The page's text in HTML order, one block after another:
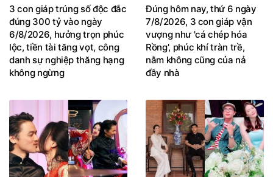
3 con giáp trúng số độc đắc
đúng 300 tỷ vào ngày
6/8/2026, hưởng trọn phúc
lộc, tiền tài tăng vọt, công
danh sự nghiệp thăng hạng
không ngừng
Đúng hôm nay, thứ 6 ngày
7/8/2026, 3 con giáp vận
vượng như 'cá chép hóa
Rồng', phúc khí tràn trề,
nằm không cũng của nả
đầy nhà